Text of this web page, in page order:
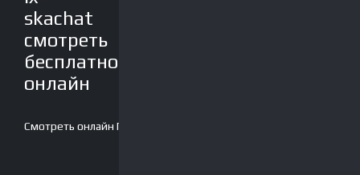
skachat
смотреть
бесплатно
онлайн
Смотреть онлайн Плеер-2